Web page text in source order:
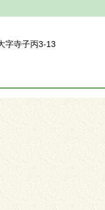
字寺子丙3-13